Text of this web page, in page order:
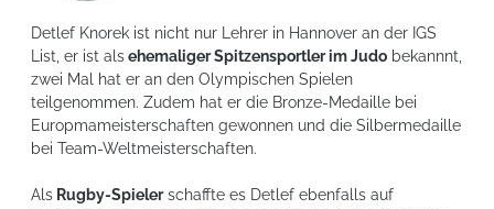
Detlef Knorek ist nicht nur Lehrer in Hannover an der IGS
List, er ist alsehemaliger Spitzensportler im Judobekannnt,
zwei Mal hat er an den Olympischen Spielen
teilgenommen. Zudem hat er die Bronze-Medaille bei
Europmameisterschaften gewonnen und die Silbermedaille
bei Team-Weltmeisterschaften.
AlsRugby-Spielerschaffte es Detlef ebenfalls auf